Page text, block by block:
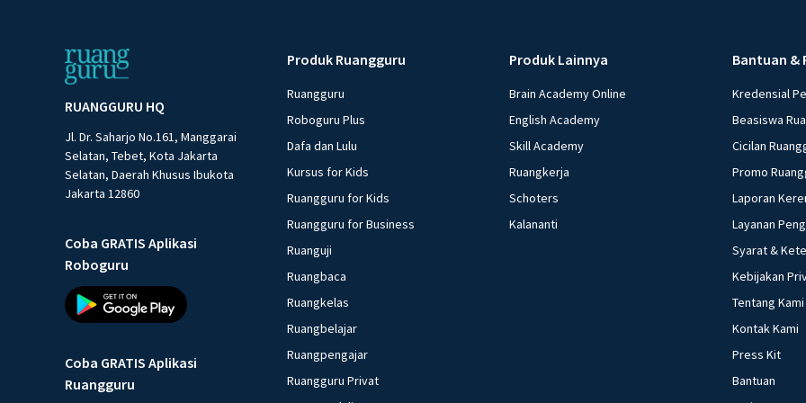
menurunkan Tx
yang dilakukan
kebijakan
Menetapkan
minimum
Mengatur tingkat
beberapa
Menaikkan suku
harga. Yang
d. 3) dan 5) e. 4) dan 5) Investasi bank lesu, daya beli melemah
kepada
masyarakat d.
Akibat yang
RUANGGURU HQ
Jl. Dr. Saharjo No.161, Manggarai
Selatan, Tebet, Kota Jakarta
Selatan, Daerah Khusus Ibukota
Jakarta 12860
Coba GRATIS Aplikasi
Roboguru
Coba GRATIS Aplikasi
Ruangguru
Produk Ruangguru
Ruangguru
Roboguru Plus
Dafa dan Lulu
Kursus for Kids
Ruangguru for Kids
Ruangguru for Business
Ruanguji
Ruangbaca
Ruangkelas
Ruangbelajar
Ruangpengajar
Ruangguru Privat
Produk Lainnya
Brain Academy Online
English Academy
Skill Academy
Ruangkerja
Schoters
Kalananti
Bantuan &
Kredensial
Beasiswa
Cicilan
Promo
Laporan
Layanan
Syarat &
Kebijakan
Tentang Kami
Kontak Kami
Press Kit
Bantuan